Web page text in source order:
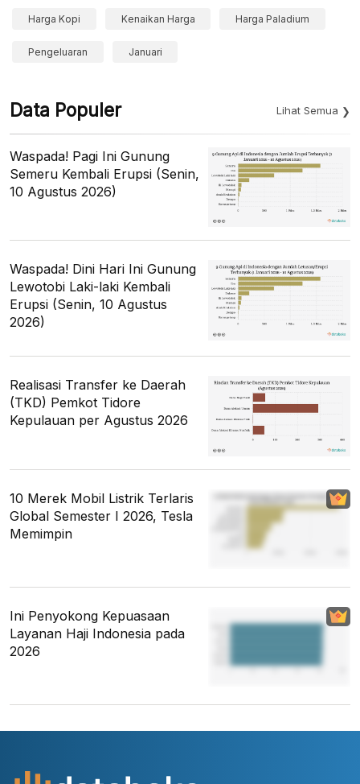
Harga Kopi Kenaikan Harga Harga Paladium
Pengeluaran Januari
Data Populer Lihat Semua
Waspada! Pagi Ini Gunung
Semeru Kembali Erupsi (Senin,
10 Agustus 2026)
Waspada! Dini Hari Ini Gunung
Lewotobi Laki-laki Kembali
Erupsi (Senin, 10 Agustus
2026)
Realisasi Transfer ke Daerah
(TKD) Pemkot Tidore
Kepulauan per Agustus 2026
10 Merek Mobil Listrik Terlaris
Global Semester I 2026, Tesla
Memimpin
Ini Penyokong Kepuasaan
Layanan Haji Indonesia pada
2026